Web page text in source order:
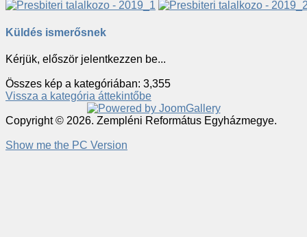
Küldés ismerősnek
Kérjük, először jelentkezzen be...
Összes kép a kategóriában: 3,355
Vissza a kategória áttekintőbe
Copyright © 2026. Zempléni Református Egyházmegye.
Show me the PC Version